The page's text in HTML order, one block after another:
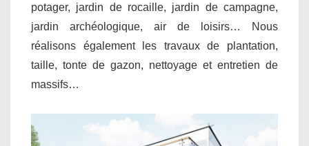
potager, jardin de rocaille, jardin de campagne,
jardin archéologique, air de loisirs… Nous
réalisons également les travaux de plantation,
taille, tonte de gazon, nettoyage et entretien de
massifs…